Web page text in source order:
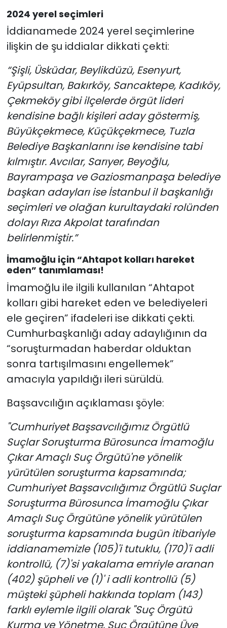
2024 yerel seçimleri
İddianamede 2024 yerel seçimlerine
ilişkin de şu iddialar dikkati çekti:
“Şişli, Üsküdar, Beylikdüzü, Esenyurt,
Eyüpsultan, Bakırköy, Sancaktepe, Kadıköy,
Çekmeköy gibi ilçelerde örgüt lideri
kendisine bağlı kişileri aday göstermiş,
Büyükçekmece, Küçükçekmece, Tuzla
Belediye Başkanlarını ise kendisine tabi
kılmıştır. Avcılar, Sarıyer, Beyoğlu,
Bayrampaşa ve Gaziosmanpaşa belediye
başkan adayları ise İstanbul il başkanlığı
seçimleri ve olağan kurultaydaki rolünden
dolayı Rıza Akpolat tarafından
belirlenmiştir.”
İmamoğlu için “Ahtapot kolları hareket
eden” tanımlaması!
İmamoğlu ile ilgili kullanılan “Ahtapot
kolları gibi hareket eden ve belediyeleri
ele geçiren” ifadeleri ise dikkati çekti.
Cumhurbaşkanlığı aday adaylığının da
“soruşturmadan haberdar olduktan
sonra tartışılmasını engellemek”
amacıyla yapıldığı ileri sürüldü.
Başsavcılığın açıklaması şöyle:
"Cumhuriyet Başsavcılığımız Örgütlü
Suçlar Soruşturma Bürosunca İmamoğlu
Çıkar Amaçlı Suç Örgütü'ne yönelik
yürütülen soruşturma kapsamında;
Cumhuriyet Başsavcılığımız Örgütlü Suçlar
Soruşturma Bürosunca İmamoğlu Çıkar
Amaçlı Suç Örgütüne yönelik yürütülen
soruşturma kapsamında bugün itibariyle
iddianamemizle (105)'i tutuklu, (170)'i adli
kontrollü, (7)'si yakalama emriyle aranan
(402) şüpheli ve (1)' i adli kontrollü (5)
müşteki şüpheli hakkında toplam (143)
farklı eylemle ilgili olarak "Suç Örgütü
Kurma ve Yönetme, Suç Örgütüne Üye